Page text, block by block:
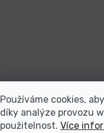
Používáme cookies,
díky analýze provozu
použitelnost. Více